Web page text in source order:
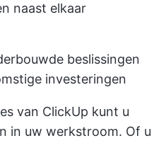
naast elkaar
beslissingen
investeringen
van ClickUp kunt u
in uw werkstroom. Of u